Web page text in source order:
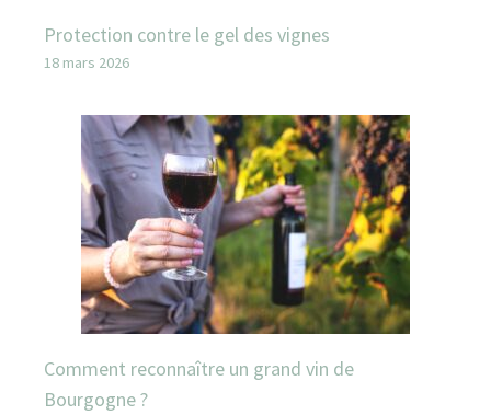
Protection contre le gel des vignes
18 mars 2026
Comment reconnaître un grand vin de
Bourgogne ?